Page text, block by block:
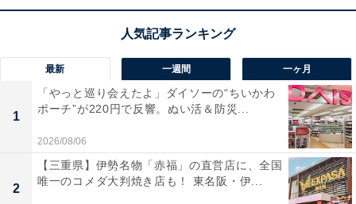
ユーザーからは「切れ味が抜群で綺麗に整う」「アタッ
チメントが豊富で便利」と好評です。一方で、「調節ダ
イヤルが細かすぎて最初は慣れが必要」という声も。自
分好みのスタイルを自宅でキープしたい人や、1台でマ
ルチにケアしたい人には、おすすめの商品といえそうで
す。
最新 一週間 一ヶ月
1
「やっと巡り会えたよ」ダイソーの“ちいかわ
ポーチ”が220円で反響。ぬい活＆防災...
2026/08/06
2
【三重県】伊勢名物「赤福」の直営店に、全国
唯一のコメダ大判焼き店も！ 東名阪・伊...